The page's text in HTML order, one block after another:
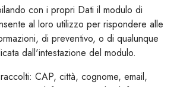
con i propri Dati il modulo di
al loro utilizzo per rispondere alle
di preventivo, o di qualunque
dall'intestazione del modulo.
CAP, città, cognome, email,